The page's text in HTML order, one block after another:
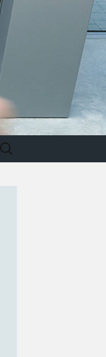
Rechercher :